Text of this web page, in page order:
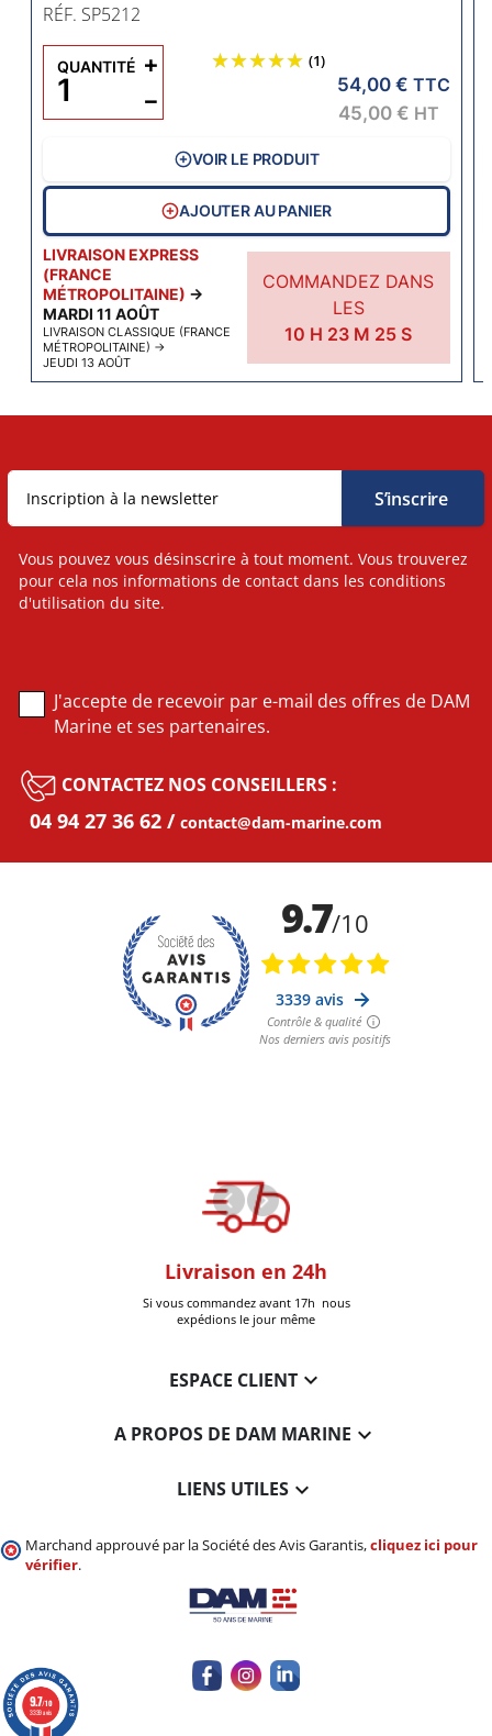
RÉF. SP5212
LIVRAISON EXPRESS
(FRANCE
MÉTROPOLITAINE) →
MARDI 11 AOÛT
LIVRAISON CLASSIQUE (FRANCE
MÉTROPOLITAINE) →
JEUDI 13 AOÛT
COMMANDEZ DANS
LES
10 H 23M 24 S
(1)
54,00 € TTC
45,00 € HT
QUANTITÉ
−
+
VOIR LE PRODUIT
AJOUTER AU PANIER
Livraison en 24h
Si vous commandez avant 17h nous
expédions le jour même
Vous pouvez vous désinscrire à tout moment. Vous trouverez
pour cela nos informations de contact dans les conditions
d'utilisation du site.
J'accepte de recevoir par e-mail des offres de DAM
Marine et ses partenaires.
CONTACTEZ NOS CONSEILLERS :
04 94 27 36 62 contact@dam-marine.com
ESPACE CLIENT
A PROPOS DE DAM MARINE 
LIENS UTILES 
Marchand approuvé par la Société des Avis Garantis,cliquez ici pour
vérifier.
9.7/10
3339 avis